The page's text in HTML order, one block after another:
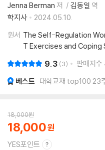
Jenna Berman 저 김동일 역
학지사
2024.05.10.
원서 The Self-Regulation
T Exercises and
9.3 3 판매지수
베스트 대학교재 top100 23
18,000원
18,000
YES포인트